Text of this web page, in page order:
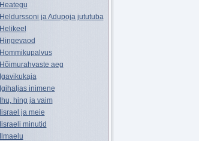
Heategu
Heldurssoni ja Adupoja jututuba
Helikeel
Hingevaod
Hommikupalvus
Hõimurahvaste aeg
Igavikukaja
Igihaljas inimene
Ihu, hing ja vaim
Iisrael ja meie
Iisraeli minutid
Ilmaelu